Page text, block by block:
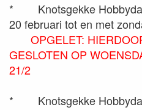
*
Knotsgekke
20 februari tot en met
OPGELET:
GESLOTEN OP
21/2
*
Knotsgekke